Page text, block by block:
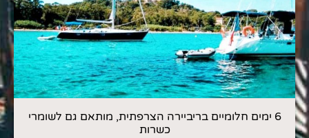
6 ימים חלומיים בריביירה הצרפתית, מותאם גם לשומרי
כשרות